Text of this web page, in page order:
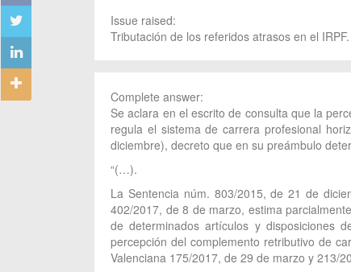
Issue raised:
Tributación de los referidos atrasos en el IRPF.
Complete answer:
Se aclara en el escrito de consulta que la
regula el sistema de carrera profesional
diciembre), decreto que en su preámbulo
“(…).
La Sentencia núm. 803/2015, de 21 de
402/2017, de 8 de marzo, estima
de determinados artículos y disposiciones
percepción del complemento retributivo de
Valenciana 175/2017, de 29 de marzo y 213/